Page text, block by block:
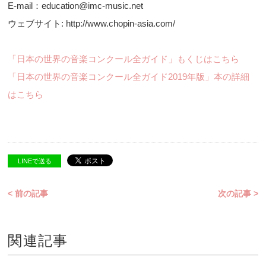
E-mail：education@imc-music.net
ウェブサイト: http://www.chopin-asia.com/
「日本の世界の音楽コンクール全ガイド」もくじはこちら
「日本の世界の音楽コンクール全ガイド2019年版」本の詳細
はこちら
LINEで送る
< 前の記事 次の記事 >
関連記事